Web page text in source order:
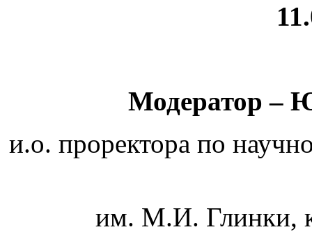
Модератор –
и.о. проректора по
им. М.И. Глинки,